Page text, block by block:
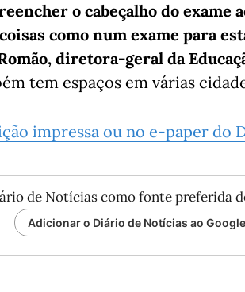
o cabeçalho do exame
como num exame para
diretora-geral da
tem espaços em várias
impressa ou no e-paper do
de Notícias como fonte preferida
Adicionar o Diário de Notícias ao Google